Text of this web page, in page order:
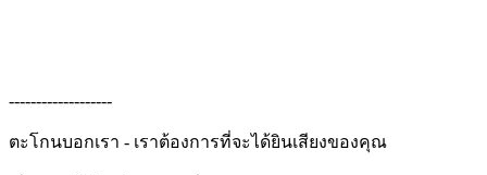
-------------------
ตะโกนบอกเรา - เราต้องการที่จะได้ยินเสียงของคุณ